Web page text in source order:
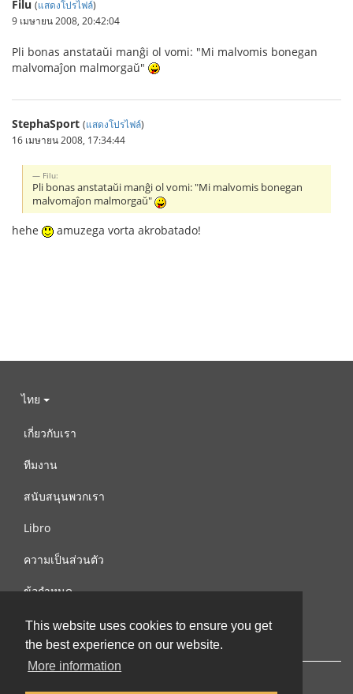
This website uses cookies to ensure you get
the best experience on our website.
More information
Filu (แสดงโปรไฟล์)
9 เมษายน 2008, 20:42:04
Pli bonas anstataŭi manĝi ol vomi: "Mi malvomis bonegan
malvomaĵon malmorgaŭ"
StephaSport (แสดงโปรไฟล์)
16 เมษายน 2008, 17:34:44
Filu:
Pli bonas anstataŭi manĝi ol vomi: "Mi malvomis bonegan
malvomaĵon malmorgaŭ"
hehe amuzega vorta akrobatado!
ไทย
เกี่ยวกับเรา
ทีมงาน
สนับสนุนพวกเรา
Libro
ความเป็นส่วนตัว
ข้อกำหนด
ติดต่อเรา